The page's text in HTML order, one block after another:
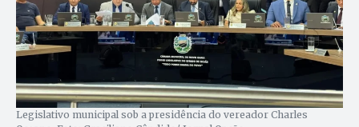
Legislativo municipal sob a presidência do vereador Charles